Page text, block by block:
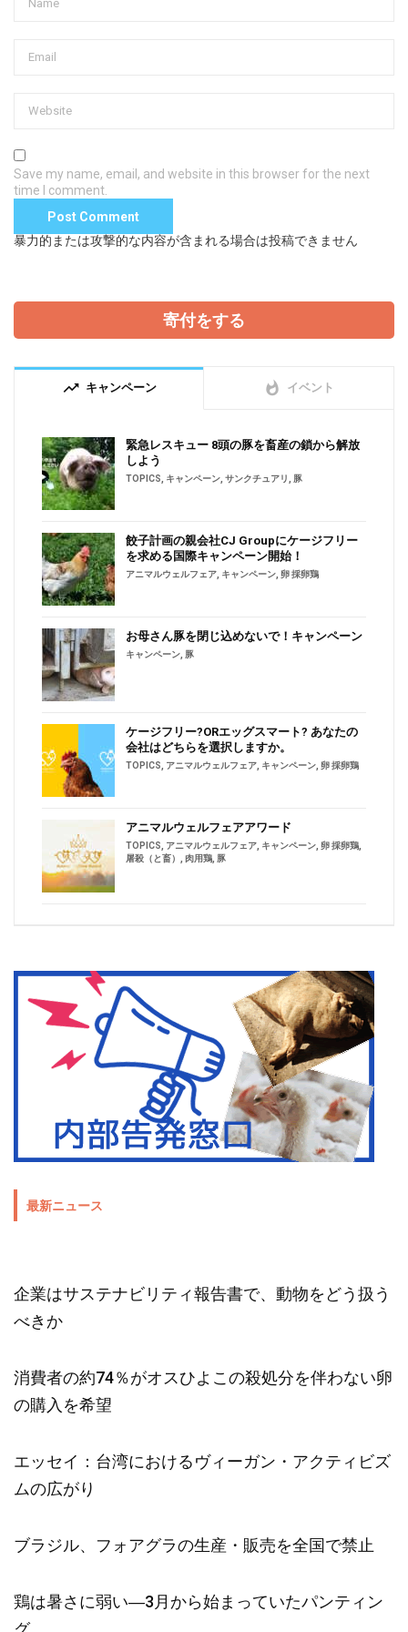
Save my name, email, and website in this browser for the next
time I comment.
暴力的または攻撃的な内容が含まれる場合は投稿できません
寄付をする
trending_up キャンペーン whatshot イベント
緊急レスキュー 8頭の豚を畜産の鎖から解放
しよう
TOPICS キャンペーン サンクチュアリ 豚
餃子計画の親会社CJ Groupにケージフリー
を求める国際キャンペーン開始！
アニマルウェルフェア キャンペーン 卵 採卵鶏
お母さん豚を閉じ込めないで！キャンペーン
キャンペーン 豚
ケージフリー?ORエッグスマート? あなたの
会社はどちらを選択しますか。
TOPICS アニマルウェルフェア キャンペーン 卵 採卵鶏
アニマルウェルフェアアワード
TOPICS アニマルウェルフェア キャンペーン 卵 採卵鶏
屠殺（と畜）
肉用鶏 豚
最新ニュース
企業はサステナビリティ報告書で、動物をどう扱う
べきか
消費者の約74％がオスひよこの殺処分を伴わない卵
の購入を希望
エッセイ：台湾におけるヴィーガン・アクティビズ
ムの広がり
ブラジル、フォアグラの生産・販売を全国で禁止
鶏は暑さに弱い―3月から始まっていたパンティン